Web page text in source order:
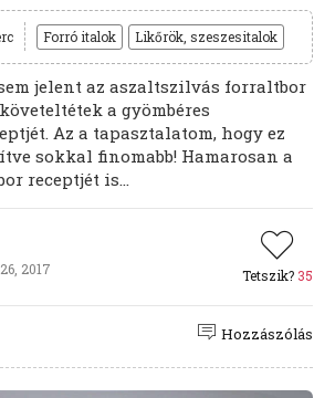
Forró italok Likőrök, szeszesitalok
jelent az aszaltszilvás forraltbor
a gyömbéres
Az a tapasztalatom, hogy ez
sokkal finomabb! Hamarosan a
receptjét is...
2017
Tetszik? 35
Hozzászólás